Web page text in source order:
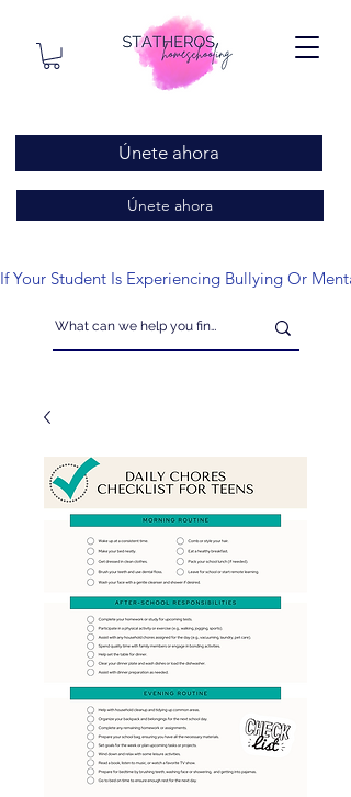
Únete ahora
If Your Student Is Experiencing Bullying Or
Únete ahora